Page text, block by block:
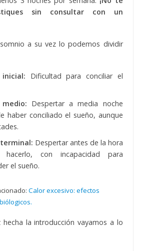
sin consultar con un
a su vez lo podemos dividir
inicial: Dificultad para conciliar el
Despertar a media noche
haber conciliado el sueño, aunque
Despertar antes de la hora
con incapacidad para
el sueño.
Calor excesivo: efectos
hecha la introducción vayamos a lo